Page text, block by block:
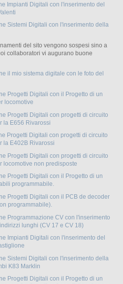
Impianti Digitali con l'inserimento del
Sistemi Digitali con l'inserimento della
del sito vengono sospesi sino a
collaboratori vi augurano buone
il mio sistema digitale con le foto del
Progetti Digitali con il Progetto di un
locomotive
Progetti Digitali con progetti di circuito
la E656 Rivarossi
Progetti Digitali con progetti di circuito
la E402B Rivarossi
Progetti Digitali con progetti di circuito
locomotive non predisposte
Progetti Digitali con il Progetto di un
programmabile.
Progetti Digitali con il PCB de decoder
programmabile).
Programmazione CV con l'inserimento
lunghi (CV 17 e CV 18)
Impianti Digitali con l'inserimento del
Sistemi Digitali con l'inserimento della
K83 Marklin
Progetti Digitali con il Progetto di un